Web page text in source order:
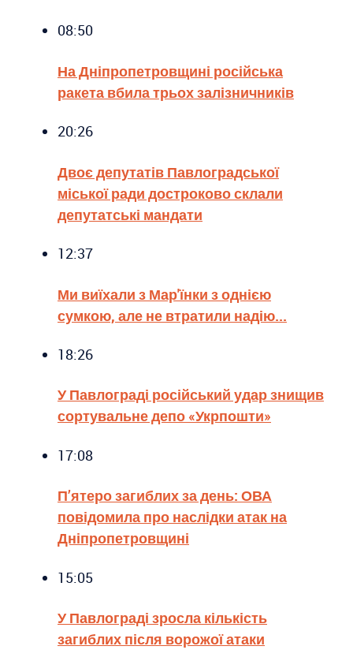
08:50
На Дніпропетровщині російська
ракета вбила трьох залізничників
20:26
Двоє депутатів Павлоградської
міської ради достроково склали
депутатські мандати
12:37
Ми виїхали з Мар'їнки з однією
сумкою, але не втратили надію...
18:26
У Павлограді російський удар знищив
сортувальне депо «Укрпошти»
17:08
П’ятеро загиблих за день: ОВА
повідомила про наслідки атак на
Дніпропетровщині
15:05
У Павлограді зросла кількість
загиблих після ворожої атаки